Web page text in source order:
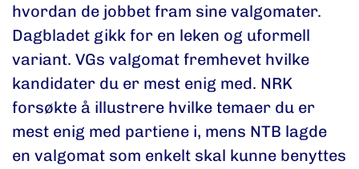
hvordan de jobbet fram sine valgomater.
Dagbladet gikk for en leken og uformell
variant. VGs valgomat fremhevet hvilke
kandidater du er mest enig med. NRK
forsøkte å illustrere hvilke temaer du er
mest enig med partiene i, mens NTB lagde
en valgomat som enkelt skal kunne benyttes